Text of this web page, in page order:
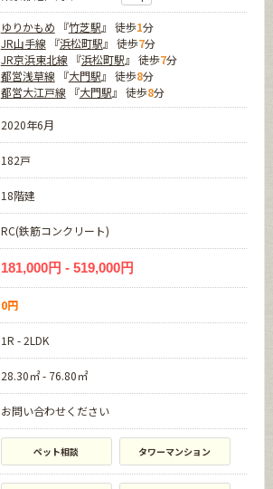
ゆりかもめ 『竹芝駅』 徒歩1分
JR山手線『浜松町駅』 徒歩7分
JR京浜東北線『浜松町駅』 徒歩7分
都営浅草線『大門駅』 徒歩8分
都営大江戸線『大門駅』 徒歩8分
2020年6月
182戸
18階建
RC(鉄筋コンクリート)
181,000円 - 519,000円
0円
1R - 2LDK
28.30㎡ - 76.80㎡
お問い合わせください
ペット相談 タワーマンション